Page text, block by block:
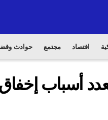
اقتصاد مجتمع حوادث
أسباب